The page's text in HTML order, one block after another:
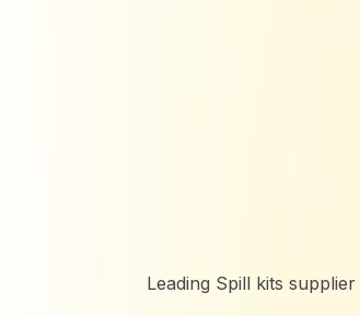
Leading Spill kits